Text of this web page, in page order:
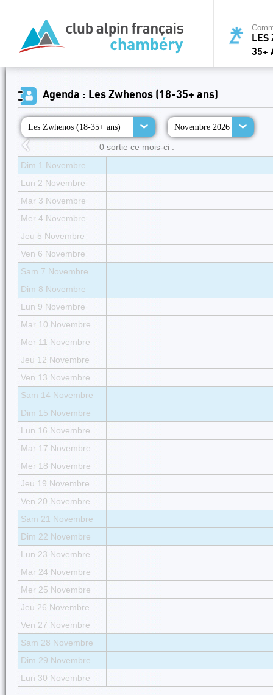
LES
35+
Agenda : Les Zwhenos (18-35+ ans)
Les Zwhenos (18-35+ ans) Novembre 2026
0 sortie ce mois-ci :
Dim 1 Novembre
Lun 2 Novembre
Mar 3 Novembre
Mer 4 Novembre
Jeu 5 Novembre
Ven 6 Novembre
Sam 7 Novembre
Dim 8 Novembre
Lun 9 Novembre
Mar 10 Novembre
Mer 11 Novembre
Jeu 12 Novembre
Ven 13 Novembre
Sam 14 Novembre
Dim 15 Novembre
Lun 16 Novembre
Mar 17 Novembre
Mer 18 Novembre
Jeu 19 Novembre
Ven 20 Novembre
Sam 21 Novembre
Dim 22 Novembre
Lun 23 Novembre
Mar 24 Novembre
Mer 25 Novembre
Jeu 26 Novembre
Ven 27 Novembre
Sam 28 Novembre
Dim 29 Novembre
Lun 30 Novembre